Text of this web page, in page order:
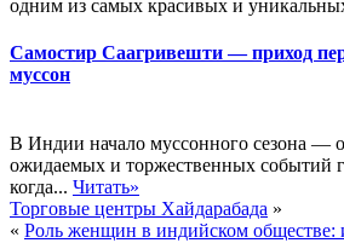
одним из самых красивых и
Самостир Саагривешти — приход
муссон
В Индии начало муссонного сезона —
ожидаемых и торжественных событий
когда... Читать»
Торговые центры Хайдарабада »
« Роль женщин в индийском обществе: